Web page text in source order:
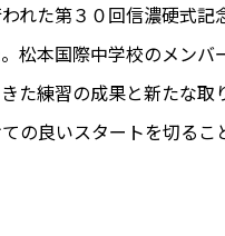
れた第３０回信濃硬式
松本国際中学校のメン
た練習の成果と新たな
の良いスタートを切るこ